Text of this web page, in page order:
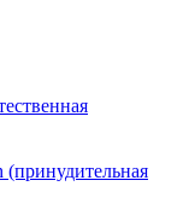
(принудительная